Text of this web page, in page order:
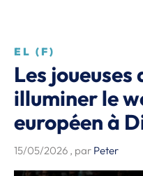
EL (F)
Les
illuminer le
européen à
15/05/2026 , par Peter